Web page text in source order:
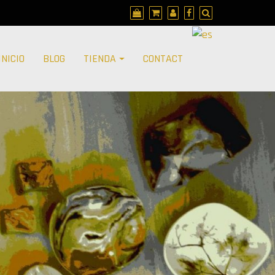
BLOG TIENDA CONTACT